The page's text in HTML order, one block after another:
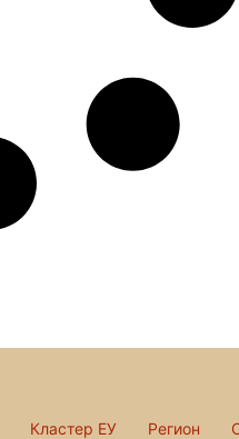
Кластер ЕУ Регион